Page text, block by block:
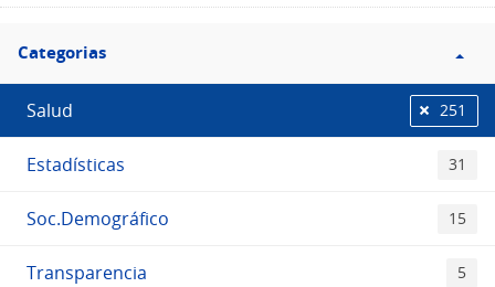
Filtro
Categorias
Categorias
Salud 251
Estadísticas 31
Soc.Demográfico 15
Transparencia 5